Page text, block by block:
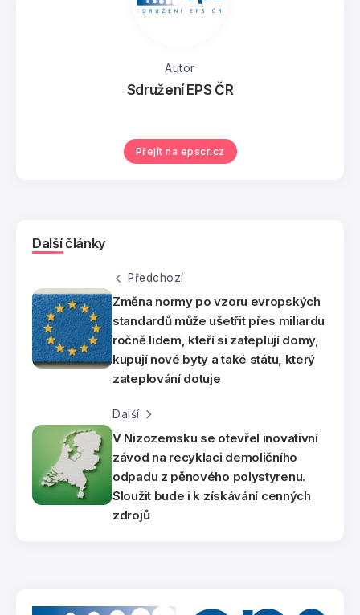
Autor
Sdružení EPS ČR
Přejít na epscr.cz
Další články
Předchozí
Změna normy po vzoru evropských
standardů může ušetřit přes miliardu
ročně lidem, kteří si zateplují domy,
kupují nové byty a také státu, který
zateplování dotuje
Další
V Nizozemsku se otevřel inovativní
závod na recyklaci demoličního
odpadu z pěnového polystyrenu.
Sloužit bude i k získávání cenných
zdrojů